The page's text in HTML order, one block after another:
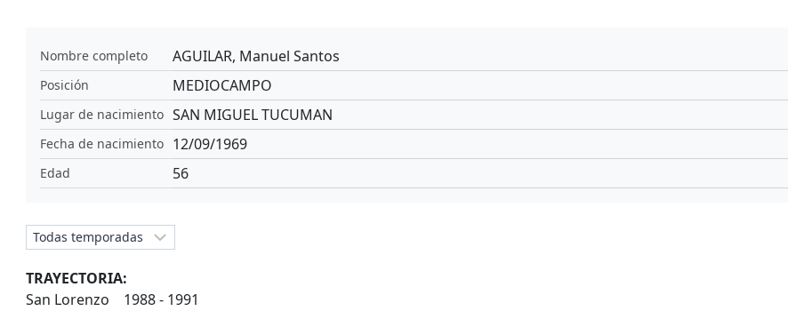
Nombre completo AGUILAR, Manuel Santos
Posición MEDIOCAMPO
Lugar de nacimiento SAN MIGUEL TUCUMAN
Fecha de nacimiento 12/09/1969
Edad 56
TRAYECTORIA:
San Lorenzo 1988 - 1991